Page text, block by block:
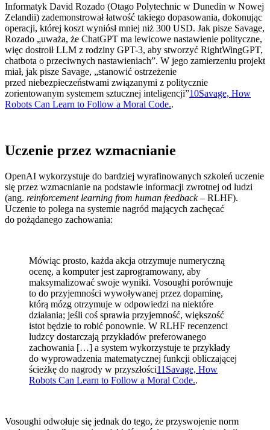
Informatyk David Rozado (Otago Polytechnic w Dunedin w Nowej
Zelandii) zademonstrował łatwość takiego dopasowania, dokonując
operacji, której koszt wyniósł mniej niż 300 USD. Jak pisze Savage,
Rozado „uważa, że ChatGPT ma lewicowe nastawienie polityczne,
więc dostroił LLM z rodziny GPT-3, aby stworzyć RightWingGPT,
chatbota o przeciwnych nastawieniach”. W jego zamierzeniu projekt
miał, jak pisze Savage, „stanowić ostrzeżenie
przed niebezpieczeństwami związanymi z politycznie
zorientowanym systemem sztucznej inteligencji”10Savage, How
Robots Can Learn to Follow a Moral Code..
Uczenie przez wzmacnianie
OpenAI wykorzystuje do bardziej wyrafinowanych szkoleń uczenie
się przez wzmacnianie na podstawie informacji zwrotnej od ludzi
(ang. reinforcement learning from human feedback– RLHF).
Uczenie to polega na systemie nagród mających zachęcać
do pożądanego zachowania:
Mówiąc prosto, każda akcja otrzymuje numeryczną
ocenę, a komputer jest zaprogramowany, aby
maksymalizować swoje wyniki. Vosoughi porównuje
to do przyjemności wywoływanej przez dopaminę,
którą mózg otrzymuje w odpowiedzi na niektóre
działania; jeśli coś sprawia przyjemność, większość
istot będzie to robić ponownie. W RLHF recenzenci
ludzcy dostarczają przykładów preferowanego
zachowania […] a system wykorzystuje te przykłady
do wyprowadzenia matematycznej funkcji obliczającej
ścieżkę do nagrody w przyszłości11 Savage, How
Robots Can Learn to Follow a Moral Code..
Vosoughi odwołuje się jednak do tego, że przyswojenie norm